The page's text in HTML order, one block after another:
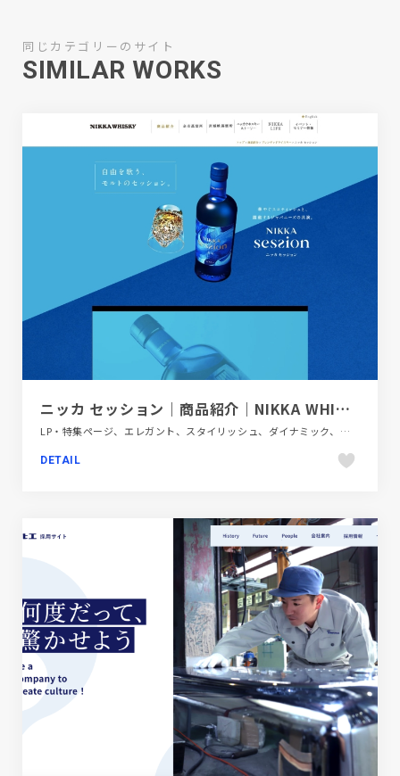
同じカテゴリーのサイト
SIMILAR WORKS
ニッカ セッション｜商品紹介｜NIKKA WHISKY
LP・特集ページ、エレガント、スタイリッシュ、ダイナミック、ブルー系、大きめ写真、飲料・食品
DETAIL